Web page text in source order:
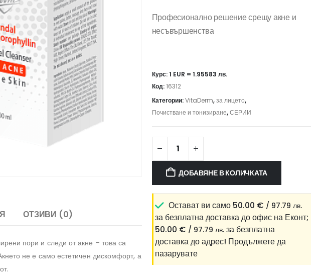
ОТЗИВИ (0)
пори и следи от акне – това са
не е само естетичен дискомфорт, а
Професионално решение срещу акне и
несъвършенства
Курс: 1 EUR = 1.95583 лв.
Код:16312
Категории:VitaDerm,за лицето,
Почистване и тонизиране,СЕРИИ
ДОБАВЯНЕ В КОЛИЧКАТА
Остават ви само 50.00 € / 97.79 лв.
за безплатна доставка до офис на Еконт;
50.00 € / 97.79 лв. за безплатна
доставка до адрес! Продължете да
пазарувате